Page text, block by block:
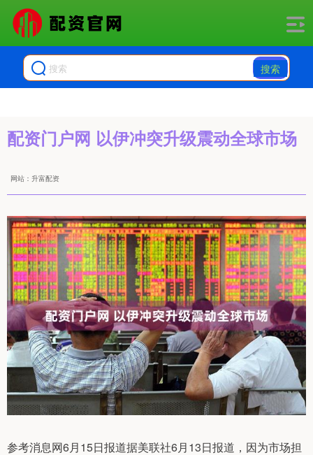
搜索
配资门户网 以伊冲突升级震动全球市场
网站：升富配资
参考消息网6月15日报道据美联社6月13日报道，因为市场担